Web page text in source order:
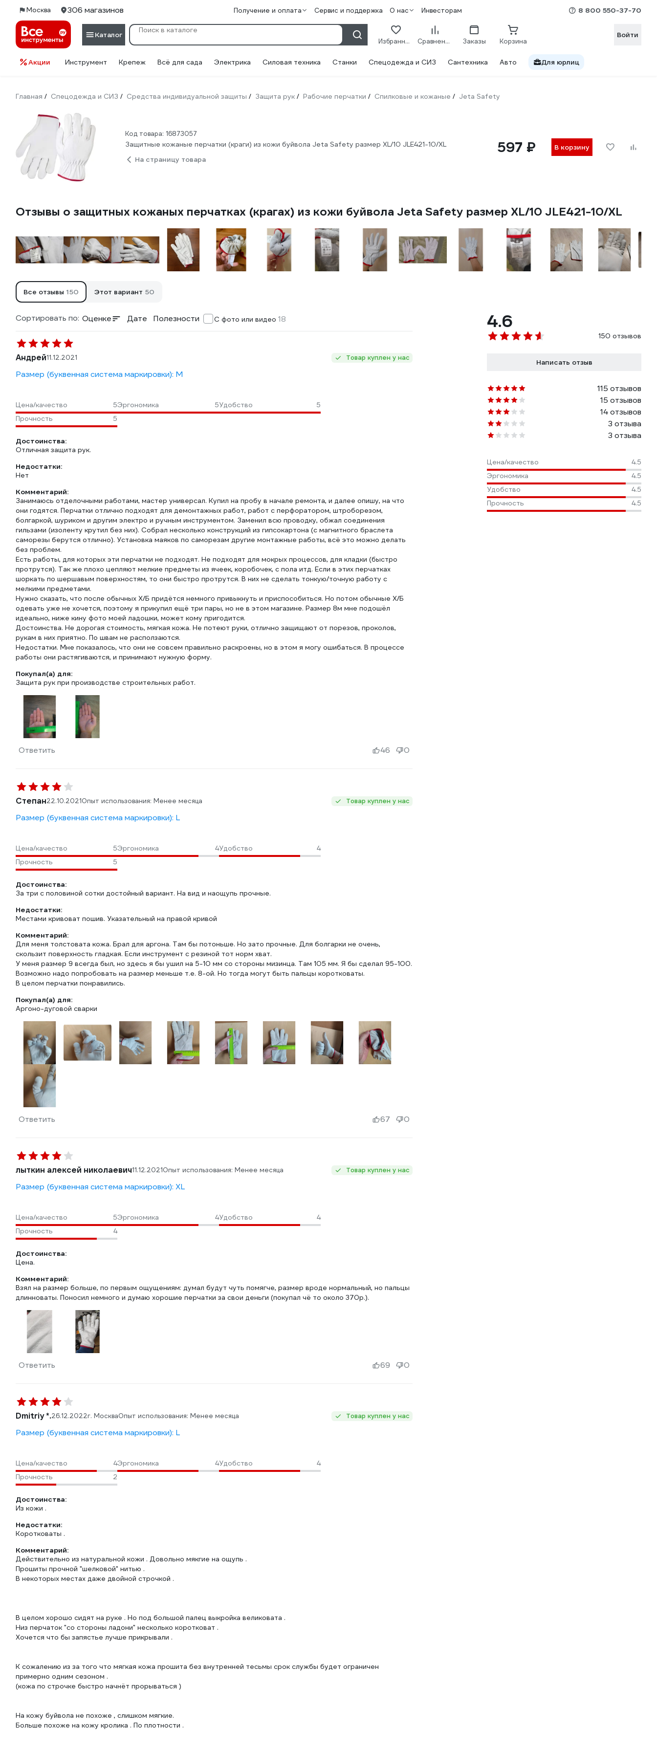
Москва 306 магазинов Получение и оплата Сервис и поддержка О нас Инвесторам 8 800 550-37-70
Каталог
Избранное Сравнение Заказы Корзина
Войти
Акции Инструмент Крепеж Всё для сада Электрика Силовая техника Станки Спецодежда и СИЗ Сантехника Авто Для юрлиц
Главная / Спецодежда и СИЗ / Средства индивидуальной защиты / Защита рук / Рабочие перчатки / Спилковые и кожаные / Jeta Safety
Код товара: 16873057
Защитные кожаные перчатки (краги) из кожи буйвола Jeta Safety размер XL/10 JLE421-10/XL
На страницу товара
597 ₽ В корзину
Отзывы о защитных кожаных перчатках (крагах) из кожи буйвола Jeta Safety размер XL/10 JLE421-10/XL
Все отзывы 150 Этот вариант 50
Сортировать по: Оценке Дате Полезности С фото или видео 18
Андрей11.12.2021 Товар куплен у нас
Размер (буквенная система маркировки): M
Цена/качество 5Эргономика 5Удобство
5
Прочность
5
Достоинства:
Отличная защита рук.
Недостатки:
Нет
Комментарий:
Занимаюсь отделочными работами, мастер универсал. Купил на пробу в начале ремонта, и далее опишу, на что
они годятся. Перчатки отлично подходят для демонтажных работ, работ с перфоратором, штроборезом,
болгаркой, шуриком и другим электро и ручным инструментом. Заменил всю проводку, обжал соединения
гильзами (изоленту крутил без них). Собрал несколько конструкций из гипсокартона (с магнитного браслета
саморезы берутся отлично). Установка маяков по саморезам другие монтажные работы, всё это можно делать
без проблем.
Есть работы, для которых эти перчатки не подходят. Не подходят для мокрых процессов, для кладки (быстро
протрутся). Так же плохо цепляют мелкие предметы из ячеек, коробочек, с пола итд. Если в этих перчатках
шоркать по шершавым поверхностям, то они быстро протрутся. В них не сделать тонкую/точную работу с
мелкими предметами.
Нужно сказать, что после обычных Х/Б придётся немного привыкнуть и приспособиться. Но потом обычные Х/Б
одевать уже не хочется, поэтому я прикупил ещё три пары, но не в этом магазине. Размер 8м мне подошёл
идеально, ниже кину фото моей ладошки, может кому пригодится.
Достоинства. Не дорогая стоимость, мягкая кожа. Не потеют руки, отлично защищают от порезов, проколов,
рукам в них приятно. По швам не расползаются.
Недостатки. Мне показалось, что они не совсем правильно раскроены, но в этом я могу ошибаться. В процессе
работы они растягиваются, и принимают нужную форму.
Покупал(а) для:
Защита рук при производстве строительных работ.
Ответить 46 0
Степан22.10.2021Опыт использования: Менее месяца Товар куплен у нас
Размер (буквенная система маркировки): L
Цена/качество 5Эргономика 4Удобство
4
Прочность
5
Достоинства:
За три с половиной сотки достойный вариант. На вид и наощупь прочные.
Недостатки:
Местами кривоват пошив. Указательный на правой кривой
Комментарий:
Для меня толстовата кожа. Брал для аргона. Там бы потоньше. Но зато прочные. Для болгарки не очень,
скользит поверхность гладкая. Если инструмент с резиной тот норм хват.
У меня размер 9 всегда был, но здесь я бы ушил на 5-10 мм со стороны мизинца. Там 105 мм. Я бы сделал 95-100.
Возможно надо попробовать на размер меньше т.е. 8-ой. Но тогда могут быть пальцы коротковаты.
В целом перчатки понравились.
Покупал(а) для:
Аргоно-дуговой сварки
Ответить 67 0
лыткин алексей николаевич11.12.2021Опыт использования: Менее месяца Товар куплен у нас
Размер (буквенная система маркировки): XL
Цена/качество 5Эргономика 4Удобство
4
Прочность
4
Достоинства:
Цена.
Комментарий:
Взял на размер больше, по первым ощущениям: думал будут чуть помягче, размер вроде нормальный, но пальцы
длинноваты. Поносил немного и думаю хорошие перчатки за свои деньги (покупал чё то около 370р.).
Ответить 69 0
Dmitriy *.26.12.2022г. МоскваОпыт использования: Менее месяца Товар куплен у нас
Размер (буквенная система маркировки): L
Цена/качество 4Эргономика 4Удобство
4
Прочность
2
Достоинства:
Из кожи .
Недостатки:
Коротковаты .
Комментарий:
Действительно из натуральной кожи . Довольно мякгие на ощупь .
Прошиты прочной "шелковой" нитью .
В некоторых местах даже двойной строчкой .
В целом хорошо сидят на руке . Но под большой палец выкройка великовата .
Низ перчаток "со стороны ладони" несколько коротковат .
Хочется что бы запястье лучше прикрывали .
К сожалению из за того что мягкая кожа прошита без внутренней тесьмы срок службы будет ограничен
примерно одним сезоном .
(кожа по строчке быстро начнёт прорываться )
На кожу буйвола не похоже , слишком мягкие.
Больше похоже на кожу кролика . По плотности .
4.6
150 отзывов
Написать отзыв
115 отзывов
15 отзывов
14 отзывов
3 отзыва
3 отзыва
Цена/качество
4.5
Эргономика
4.5
Удобство
4.5
Прочность
4.5